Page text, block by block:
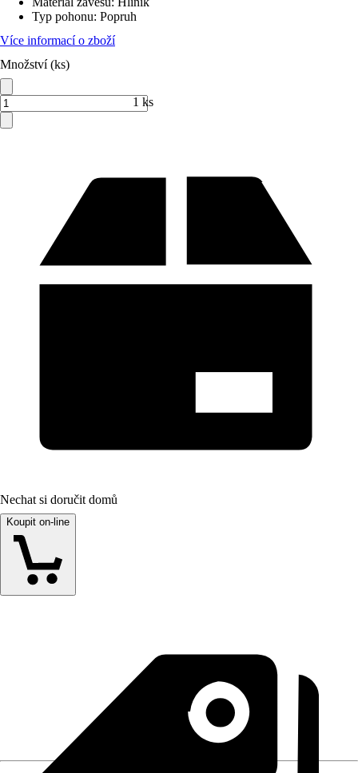
Typ pohonu: Popruh
Více informací o zboží
Množství (ks)
1 ks
Nechat si doručit domů
Koupit on-line